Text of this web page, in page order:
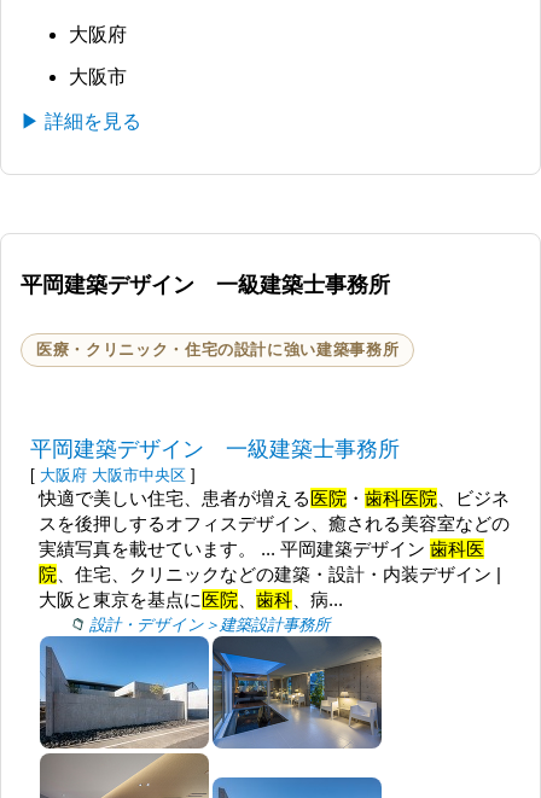
大阪府
大阪市
▶ 詳細を見る
平岡建築デザイン 一級建築士事務所
医療・クリニック・住宅の設計に強い建築事務所
平岡建築デザイン 一級建築士事務所
[ 大阪府 大阪市中央区 ]
快適で美しい住宅、患者が増える医院 ・歯科医院 、ビジネ
スを後押しするオフィスデザイン、癒される美容室などの
実績写真を載せています。 ... 平岡建築デザイン歯科医
院 、住宅、クリニックなどの建築・設計・内装デザイン |
大阪と東京を基点に医院 、歯科 、病...
設計・デザイン＞建築設計事務所